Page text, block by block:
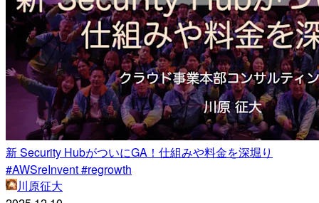
新 Security HubがついにGA！仕組みや料金を深堀り
#AWSreInvent #regrowth
川原征大